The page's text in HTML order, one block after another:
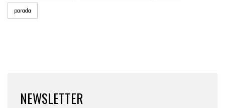
parada
NEWSLETTER